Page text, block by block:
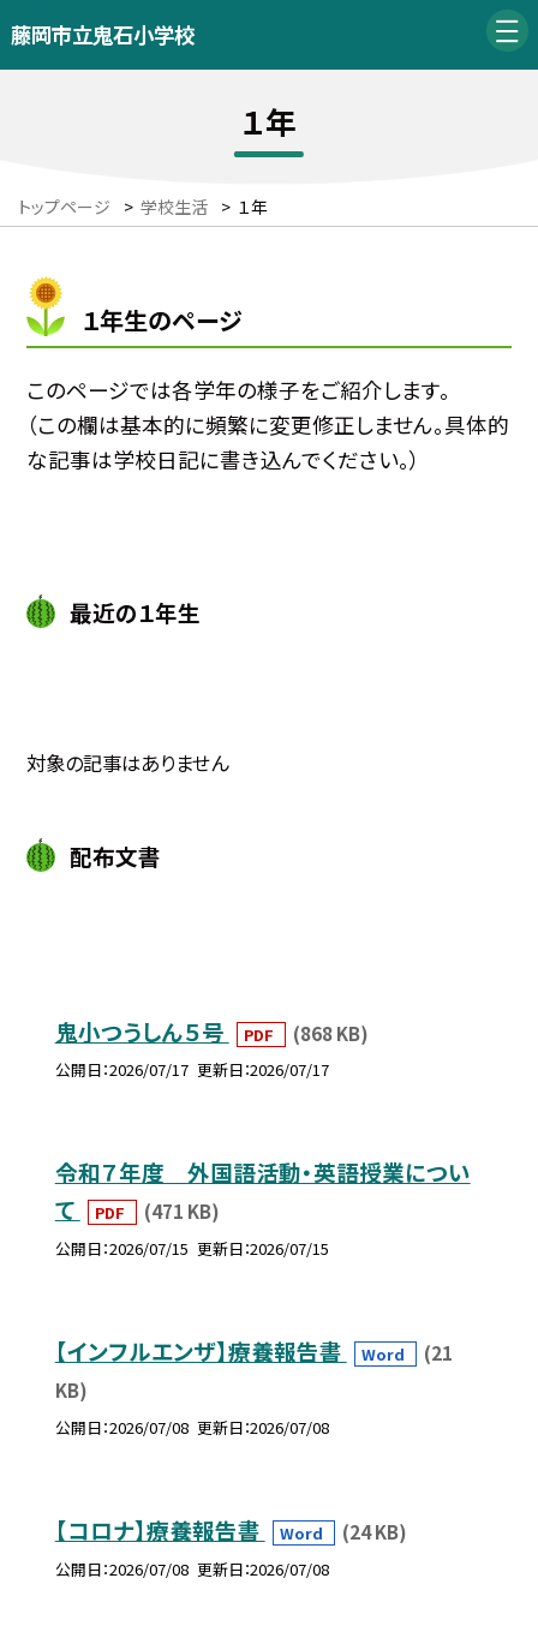
藤岡市立鬼石小学校
１年
トップページ > 学校生活 > １年
１年生のページ
このページでは各学年の様子をご紹介します。
（この欄は基本的に頻繁に変更修正しません。具体的
な記事は学校日記に書き込んでください。）
最近の１年生
対象の記事はありません
配布文書
鬼小つうしん５号 PDF (868 KB)
公開日 2026/07/17 更新日 2026/07/17
令和７年度 外国語活動・英語授業につい
て
PDF (471 KB)
公開日 2026/07/15 更新日 2026/07/15
【インフルエンザ】療養報告書 Word
(21
KB)
公開日 2026/07/08 更新日 2026/07/08
【コロナ】療養報告書 Word (24 KB)
公開日 2026/07/08 更新日 2026/07/08